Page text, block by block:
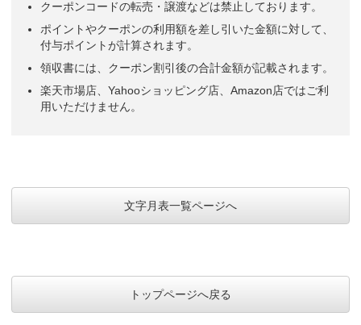
クーポンコードの転売・譲渡などは禁止しております。
ポイントやクーポンの利用額を差し引いた金額に対して、
付与ポイントが計算されます。
領収書には、クーポン割引後の合計金額が記載されます。
楽天市場店、Yahooショッピング店、Amazon店ではご利
用いただけません。
文字月表一覧ページへ
トップページへ戻る